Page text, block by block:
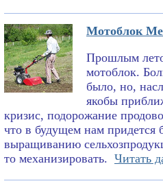
Мотоблок
Прошлым
мотоблок.
было, но,
якобы
кризис, подорожание
что в будущем нам придется
выращиванию
то механизировать. Читать